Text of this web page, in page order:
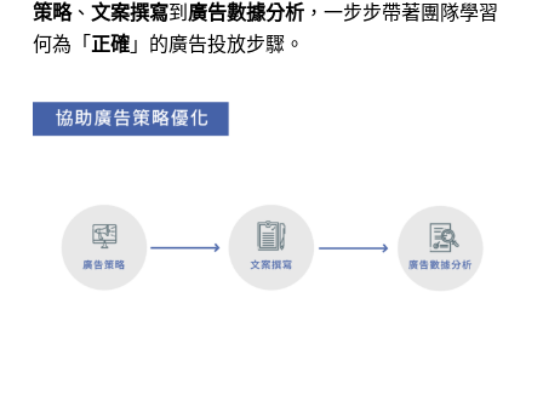
策略、 文案撰寫到 廣告數據分析 ，一步步帶著團隊學習
何為「 正確 」的廣告投放步驟。